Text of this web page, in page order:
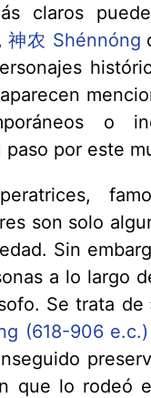
claros
,神农 Shénnóng
o
por este
son solo
Sin
a lo largo
Se trata
(618-906 e.c.)
que lo rodeó